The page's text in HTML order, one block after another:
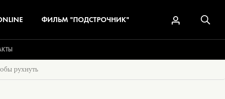
ФИЛЬМ "ПОДСТРОЧНИК"
рухнуть